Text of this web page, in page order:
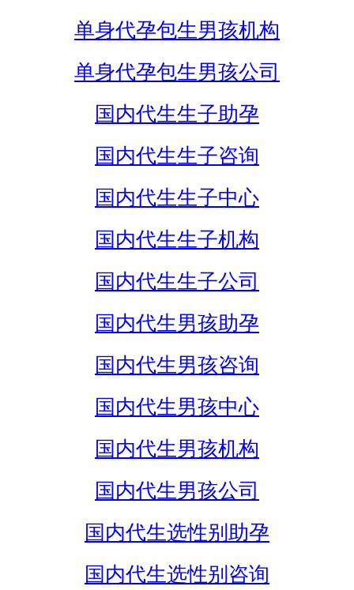
单身代孕包生男孩机构
单身代孕包生男孩公司
国内代生生子助孕
国内代生生子咨询
国内代生生子中心
国内代生生子机构
国内代生生子公司
国内代生男孩助孕
国内代生男孩咨询
国内代生男孩中心
国内代生男孩机构
国内代生男孩公司
国内代生选性别助孕
国内代生选性别咨询